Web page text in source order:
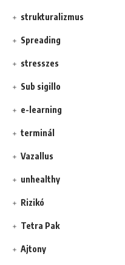
strukturalizmus
Spreading
stresszes
Sub sigillo
e-learning
terminál
Vazallus
unhealthy
Rizikó
Tetra Pak
Ajtony